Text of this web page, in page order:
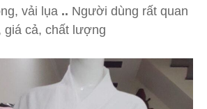
vải lụa .. Người dùng rất quan
giá cả, chất lượng